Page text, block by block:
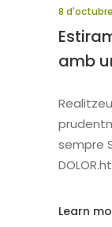
8
amb
sempre
Learn